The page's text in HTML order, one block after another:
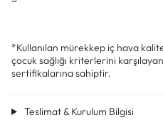
*Kullanılan mürekkep iç hava
çocuk sağlığı kriterlerini
sertifikalarına sahiptir.
Teslimat & Kurulum Bilgisi